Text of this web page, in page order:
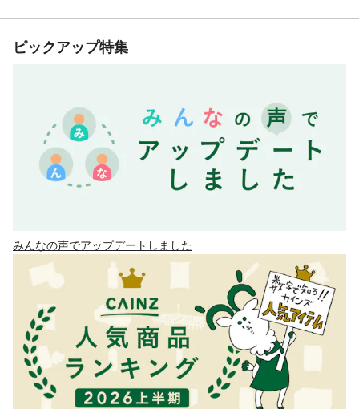
ピックアップ特集
みんなの声でアップデートしました